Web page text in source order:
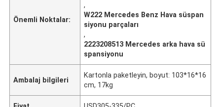
Önemli Noktalar:
,
W222 Mercedes Benz Hava süspan
siyonu parçaları
,
2223208513 Mercedes arka hava sü
spansiyonu
Ambalaj bilgileri
Kartonla paketleyin, boyut: 103*16*16
cm, 17kg